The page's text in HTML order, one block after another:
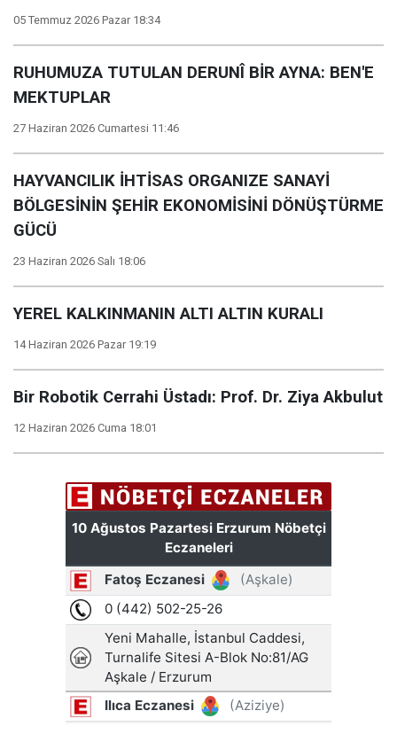
05 Temmuz 2026 Pazar 18:34
RUHUMUZA TUTULAN DERUNÎ BİR AYNA: BEN'E
MEKTUPLAR
27 Haziran 2026 Cumartesi 11:46
HAYVANCILIK İHTİSAS ORGANIZE SANAYİ
BÖLGESİNİN ŞEHİR EKONOMİSİNİ DÖNÜŞTÜRME
GÜCÜ
23 Haziran 2026 Salı 18:06
YEREL KALKINMANIN ALTI ALTIN KURALI
14 Haziran 2026 Pazar 19:19
Bir Robotik Cerrahi Üstadı: Prof. Dr. Ziya Akbulut
12 Haziran 2026 Cuma 18:01